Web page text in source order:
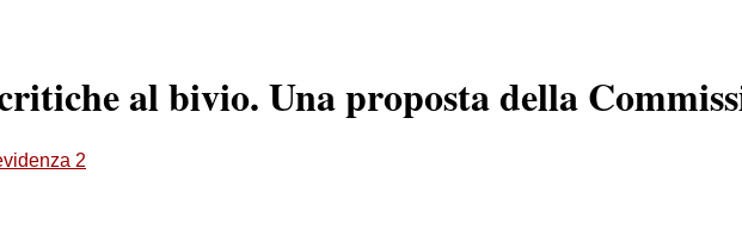
al bivio. Una proposta della
2